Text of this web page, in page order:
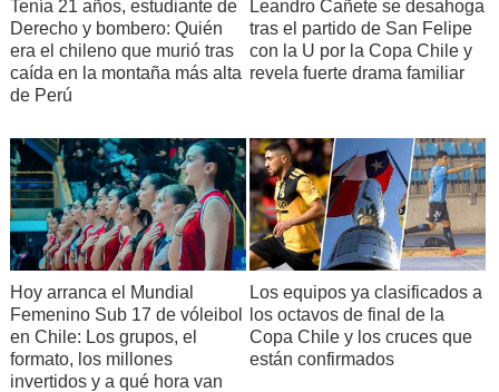
Tenía 21 años, estudiante de
Derecho y bombero: Quién
era el chileno que murió tras
caída en la montaña más alta
de Perú
Leandro Cañete se desahoga
tras el partido de San Felipe
con la U por la Copa Chile y
revela fuerte drama familiar
Hoy arranca el Mundial
Femenino Sub 17 de vóleibol
en Chile: Los grupos, el
formato, los millones
invertidos y a qué hora van
Los equipos ya clasificados a
los octavos de final de la
Copa Chile y los cruces que
están confirmados